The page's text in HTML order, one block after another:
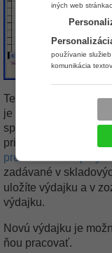
Teraz môžete
je veľmi jednoduché
spôsob pridávania
pridávanie položiek
predstavenie a prvý
zadávané v
uložíte výdajku a v
výdajku.
Novú výdajku je
ňou pracovať.
iných web
používanie
komunikácia